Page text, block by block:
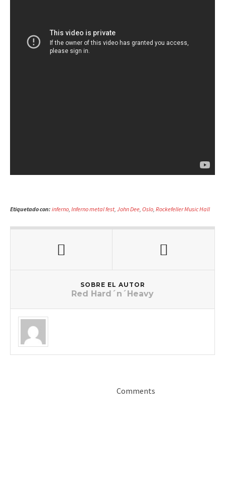
Etiquetado con: inferno, Inferno metal fest, John Dee, Oslo, Rockefeller Music Hall
SOBRE EL AUTOR
Red Hard´n´Heavy
Comments